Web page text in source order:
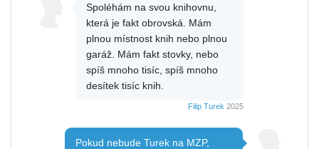
Spoléhám na svou knihovnu,
která je fakt obrovská. Mám
plnou místnost knih nebo plnou
garáž. Mám fakt stovky, nebo
spíš mnoho tisíc, spíš mnoho
desítek tisíc knih.
Filip Turek 2025
Pokud nebude Turek na MZP,